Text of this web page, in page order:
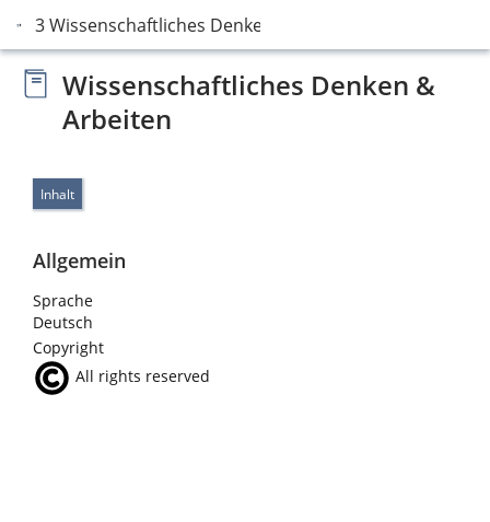
3 Wissenschaftliches Denken
Wissenschaftliches Denken &
Arbeiten
Inhalt
Allgemein
Sprache
Deutsch
Copyright
All rights reserved